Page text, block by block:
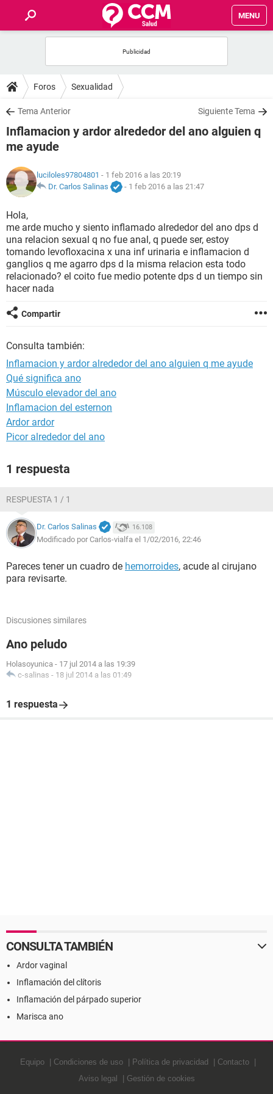
MENU
FOROS
SALUD
NUTRICIÓN
SEXUALIDAD
GLOSARIO
Foros Sexualidad
Tema Anterior Siguiente Tema
Inflamacion y ardor alrededor del ano alguien q
me ayude
luciloles97804801 - 1 feb 2016 a las 20:19
Dr. Carlos Salinas
- 1 feb 2016 a las 21:47
Hola,
me arde mucho y siento inflamado alrededor del ano dps d
una relacion sexual q no fue anal, q puede ser, estoy
tomando levofloxacina x una inf urinaria e inflamacion d
ganglios q me agarro dps d la misma relacion esta todo
relacionado? el coito fue medio potente dps d un tiempo sin
hacer nada
Compartir
Consulta también:
Inflamacion y ardor alrededor del ano alguien q me ayude
Qué significa ano
Músculo elevador del ano
Inflamacion del esternon
Ardor ardor
Picor alrededor del ano
1 respuesta
RESPUESTA 1 / 1
Dr. Carlos Salinas 16.108
Modificado por Carlos-vialfa el 1/02/2016, 22:46
Pareces tener un cuadro de hemorroides, acude al cirujano
para revisarte.
Discusiones similares
Ano peludo
Holasoyunica - 17 jul 2014 a las 19:39
c-salinas - 18 jul 2014 a las 01:49
1 respuesta
CONSULTA TAMBIÉN
Ardor vaginal
Inflamación del clítoris
Inflamación del párpado superior
Marisca ano
Equipo Condiciones de uso Política de privacidad
Contacto
Aviso legal
Gestión de cookies